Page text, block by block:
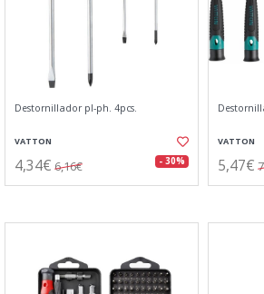
Destornillador pl-ph. 4pcs.
VATTON
4,34€ 6,16€ - 30%
VATTON
5,47€